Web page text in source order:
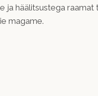
häälitsustega raamat
magame.